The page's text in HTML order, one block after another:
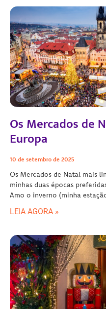
Os Mercados de
Europa
10 de setembro de 2025
Os Mercados de Natal mais
minhas duas épocas
Amo o inverno (minha
LEIA AGORA »